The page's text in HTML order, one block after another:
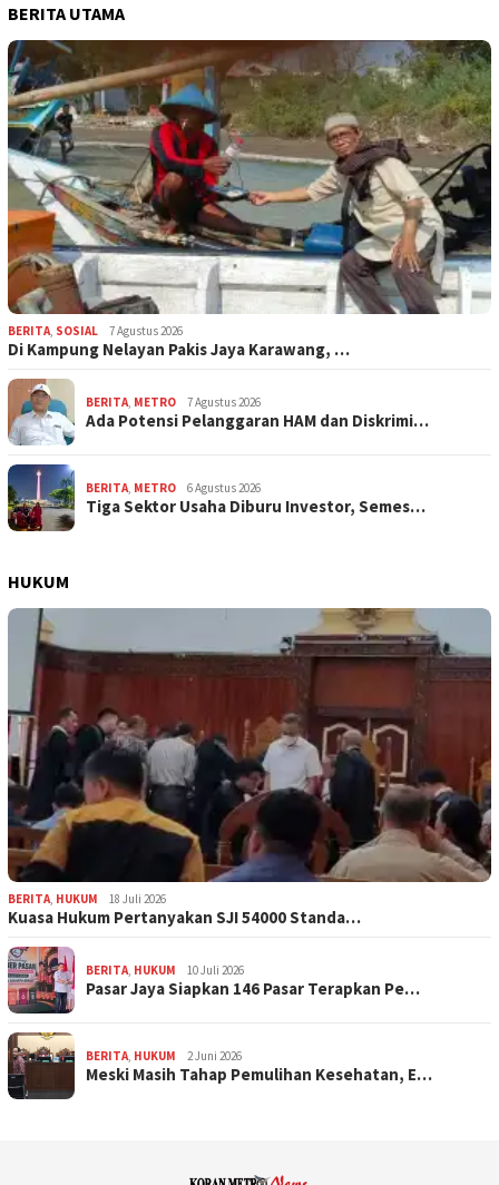
BERITA UTAMA
BERITA, SOSIAL 7 Agustus 2026
Di Kampung Nelayan Pakis Jaya Karawang, …
BERITA, METRO 7 Agustus 2026
Ada Potensi Pelanggaran HAM dan Diskrimi…
BERITA, METRO 6 Agustus 2026
Tiga Sektor Usaha Diburu Investor, Semes…
HUKUM
BERITA HUKUM 18 Juli 2026
Kuasa Hukum Pertanyakan SJI 54000 Standa…
BERITA HUKUM 10 Juli 2026
Pasar Jaya Siapkan 146 Pasar Terapkan Pe…
BERITA HUKUM 2 Juni 2026
Meski Masih Tahap Pemulihan Kesehatan, E…